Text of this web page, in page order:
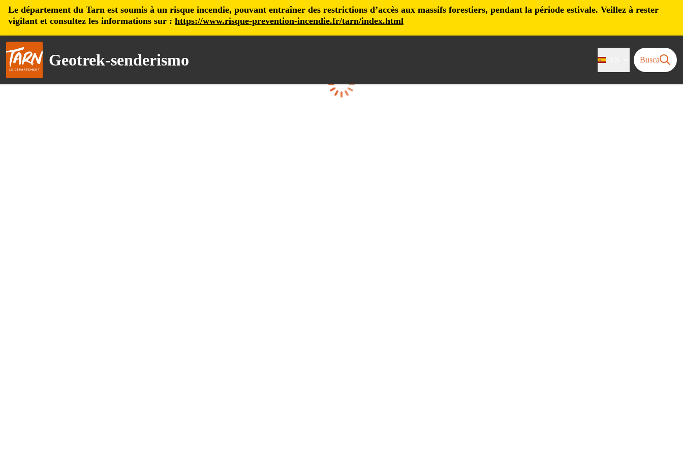
Le département du Tarn est soumis à un risque incendie, pouvant entraîner des restrictions d’accès aux massifs forestiers, pendant la période estivale. Veillez à rester
vigilant et consultez les informations sur : https://www.risque-prevention-incendie.fr/tarn/index.html
Geotrek-senderismo Busca
Cargando